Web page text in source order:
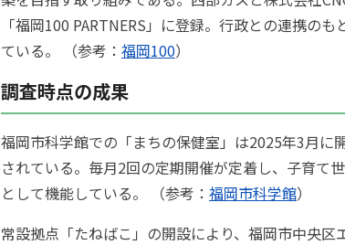
「福岡100 PARTNERS」に登録。行政との連携の
ている。 （参考： 福岡100）
調査時点の成果
福岡市科学館での「まちの保健室」は2025年3月に
されている。毎月2回の定期開催が定着し、子育て
として機能している。 （参考： 福岡市科学館）
常設拠点「たねばこ」の開設により、福岡市中央区